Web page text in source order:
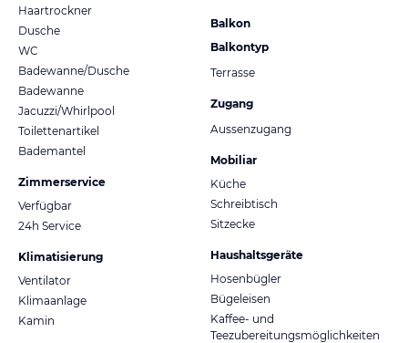
Haartrockner
Dusche
WC
Badewanne/Dusche
Badewanne
Jacuzzi/Whirlpool
Toilettenartikel
Bademantel
Zimmerservice
Verfügbar
24h Service
Klimatisierung
Ventilator
Klimaanlage
Kamin
Balkon
Balkontyp
Terrasse
Zugang
Aussenzugang
Mobiliar
Küche
Schreibtisch
Sitzecke
Haushaltsgeräte
Hosenbügler
Bügeleisen
Kaffee- und
Teezubereitungsmöglichkeiten